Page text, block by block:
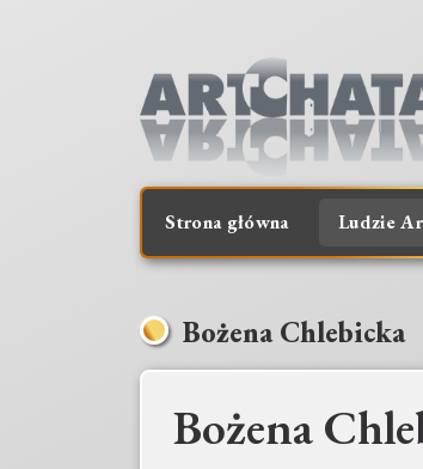
Strona główna Ludzie
Bożena Chlebicka
Bożena